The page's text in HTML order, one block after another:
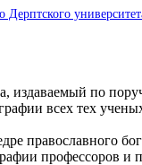
издаваемый по
всех тех
православного
профессоров и